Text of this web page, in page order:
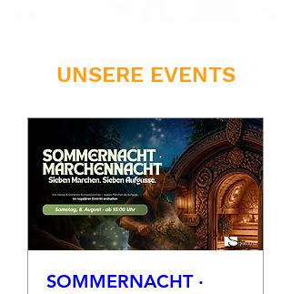
UNSERE EVENTS
SOMMERNACHT ·